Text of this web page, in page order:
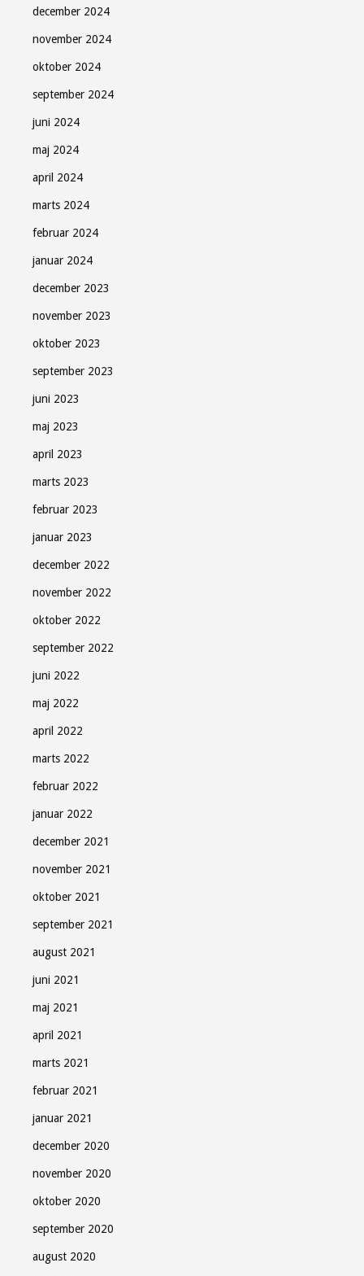
december 2024
november 2024
oktober 2024
september 2024
juni 2024
maj 2024
april 2024
marts 2024
februar 2024
januar 2024
december 2023
november 2023
oktober 2023
september 2023
juni 2023
maj 2023
april 2023
marts 2023
februar 2023
januar 2023
december 2022
november 2022
oktober 2022
september 2022
juni 2022
maj 2022
april 2022
marts 2022
februar 2022
januar 2022
december 2021
november 2021
oktober 2021
september 2021
august 2021
juni 2021
maj 2021
april 2021
marts 2021
februar 2021
januar 2021
december 2020
november 2020
oktober 2020
september 2020
august 2020